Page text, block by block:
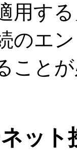
用す
のエ
こと
ット